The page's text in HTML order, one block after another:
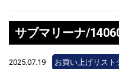
サブマリーナ/
2025.07.19 お買い上げリスト